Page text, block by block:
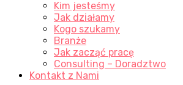
Kim jesteśmy
Jak działamy
Kogo szukamy
Branże
Jak zacząć pracę
Consulting – Doradztwo
Kontakt z Nami